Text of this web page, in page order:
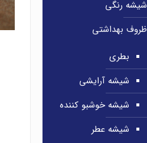
شیشه رنگی
ظروف بهداشتی
بطری
شیشه آرایشی
شیشه خوشبو کننده
شیشه عطر